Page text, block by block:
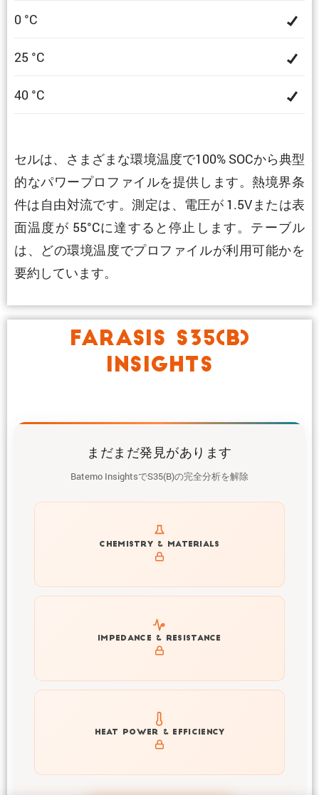
0 °C
25 °C
40 °C
セルは、さまざまな環境温度で100% SOCから典型
的なパワープロファイルを提供します。熱境界条
件は自由対流です。測定は、電圧が 1.5Vまたは表
面温度が 55°Cに達すると停止します。テーブル
は、どの環境温度でプロファイルが利用可能かを
要約しています。
FARASIS S35(B)
INSIGHTS
まだまだ発見があります
Batemo InsightsでS35(B)の完全分析を解除
CHEMISTRY & MATERIALS
Get to know active materials for the S35(B)
IMPEDANCE & RESISTANCE
Explore impedance spectrum and DCIR (SOC, T) of
S35(B)
HEAT POWER & EFFICIENCY
Explore heat generation and cell efficiency at different
temperatures and powers of S35(B)